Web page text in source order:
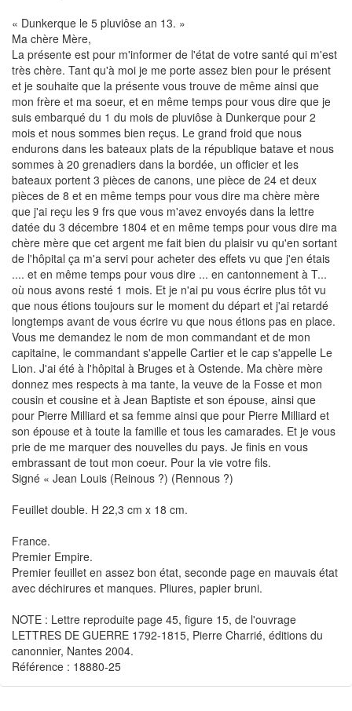
« Dunkerque le 5 pluviôse an 13. »
Ma chère Mère,
La présente est pour m'informer de l'état de votre santé qui m'est
très chère. Tant qu'à moi je me porte assez bien pour le présent
et je souhaite que la présente vous trouve de même ainsi que
mon frère et ma soeur, et en même temps pour vous dire que je
suis embarqué du 1 du mois de pluviôse à Dunkerque pour 2
mois et nous sommes bien reçus. Le grand froid que nous
endurons dans les bateaux plats de la république batave et nous
sommes à 20 grenadiers dans la bordée, un officier et les
bateaux portent 3 pièces de canons, une pièce de 24 et deux
pièces de 8 et en même temps pour vous dire ma chère mère
que j'ai reçu les 9 frs que vous m'avez envoyés dans la lettre
datée du 3 décembre 1804 et en même temps pour vous dire ma
chère mère que cet argent me fait bien du plaisir vu qu'en sortant
de l'hôpital ça m'a servi pour acheter des effets vu que j'en étais
.... et en même temps pour vous dire ... en cantonnement à T...
où nous avons resté 1 mois. Et je n'ai pu vous écrire plus tôt vu
que nous étions toujours sur le moment du départ et j'ai retardé
longtemps avant de vous écrire vu que nous étions pas en place.
Vous me demandez le nom de mon commandant et de mon
capitaine, le commandant s'appelle Cartier et le cap s'appelle Le
Lion. J'ai été à l'hôpital à Bruges et à Ostende. Ma chère mère
donnez mes respects à ma tante, la veuve de la Fosse et mon
cousin et cousine et à Jean Baptiste et son épouse, ainsi que
pour Pierre Milliard et sa femme ainsi que pour Pierre Milliard et
son épouse et à toute la famille et tous les camarades. Et je vous
prie de me marquer des nouvelles du pays. Je finis en vous
embrassant de tout mon coeur. Pour la vie votre fils.
Signé « Jean Louis (Reinous ?) (Rennous ?)
Feuillet double. H 22,3 cm x 18 cm.
France.
Premier Empire.
Premier feuillet en assez bon état, seconde page en mauvais état
avec déchirures et manques. Pliures, papier bruni.
NOTE : Lettre reproduite page 45, figure 15, de l'ouvrage
LETTRES DE GUERRE 1792-1815, Pierre Charrié, éditions du
canonnier, Nantes 2004.
Référence : 18880-25